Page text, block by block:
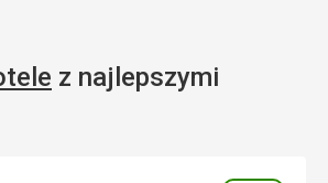
z najlepszymi